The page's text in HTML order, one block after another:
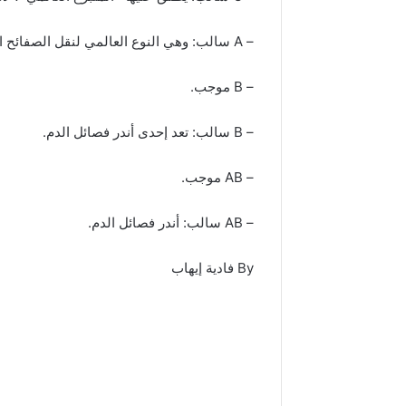
– A سالب: وهي النوع العالمي لنقل الصفائح الدموية.
– B موجب.
– B سالب: تعد إحدى أندر فصائل الدم.
– AB موجب.
– AB سالب: أندر فصائل الدم.
By فادية إيهاب